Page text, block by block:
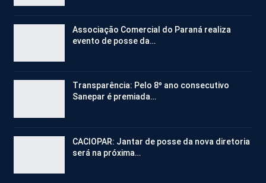
Associação Comercial do Paraná realiza
evento de posse da…
Transparência: Pelo 8º ano consecutivo
Sanepar é premiada…
CACIOPAR: Jantar de posse da nova diretoria
será na próxima…